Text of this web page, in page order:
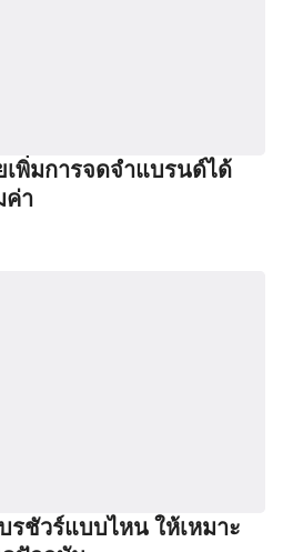
พิ่มการจดจำแบรนด์ได้
ค่า
รชัวร์แบบไหน ให้เหมาะ